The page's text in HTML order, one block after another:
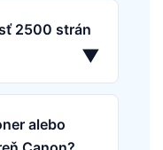
2500 strán
▼
alebo